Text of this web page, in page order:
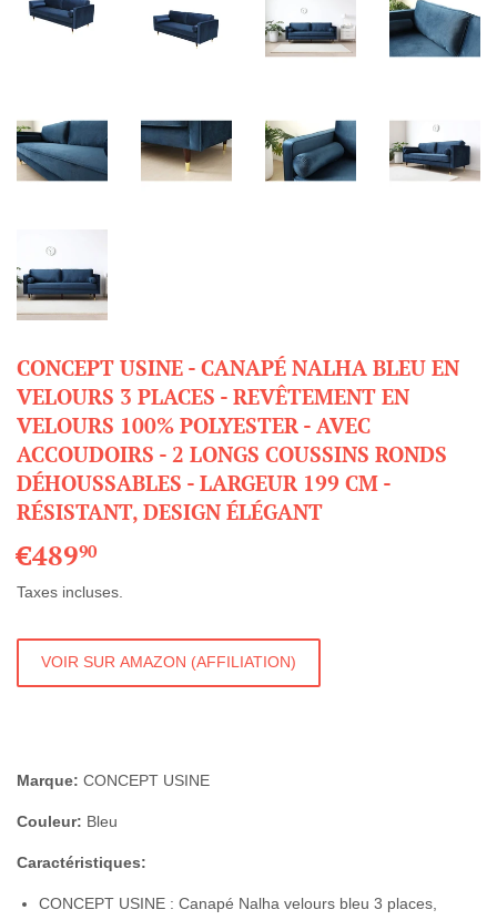
CONCEPT USINE - CANAPÉ NALHA BLEU EN
VELOURS 3 PLACES - REVÊTEMENT EN
VELOURS 100% POLYESTER - AVEC
ACCOUDOIRS - 2 LONGS COUSSINS RONDS
DÉHOUSSABLES - LARGEUR 199 CM -
RÉSISTANT, DESIGN ÉLÉGANT
€48990
Taxes incluses.
VOIR SUR AMAZON (AFFILIATION)
Marque: CONCEPT USINE
Couleur: Bleu
Caractéristiques:
CONCEPT USINE : Canapé Nalha velours bleu 3 places,